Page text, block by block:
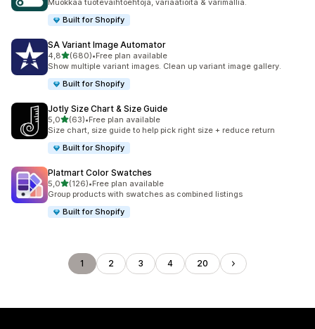
Muokkaa tuote­vaihtoehtoja, variaatioita & värimallia.
Built for Shopify
SA Variant Image Automator
4,8/ 5 tähteä
(680)
680 arvostelua yhteensä
•Free plan available
Show multiple variant images. Clean up variant image gallery.
Built for Shopify
Jotly Size Chart & Size Guide
5,0/ 5 tähteä
(63)
63 arvostelua yhteensä
•Free plan available
Size chart, size guide to help pick right size + reduce return
Built for Shopify
Platmart Color Swatches
5,0/ 5 tähteä
(126)
126 arvostelua yhteensä
•Free plan available
Group products with swatches as combined listings
Built for Shopify
1 2 3 4 20